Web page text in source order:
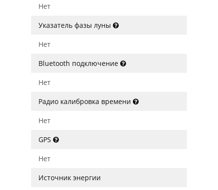
Нет
Указатель фазы луны
Нет
Bluetooth подключение
Нет
Радио калибровка времени
Нет
GPS
Нет
Источник энергии